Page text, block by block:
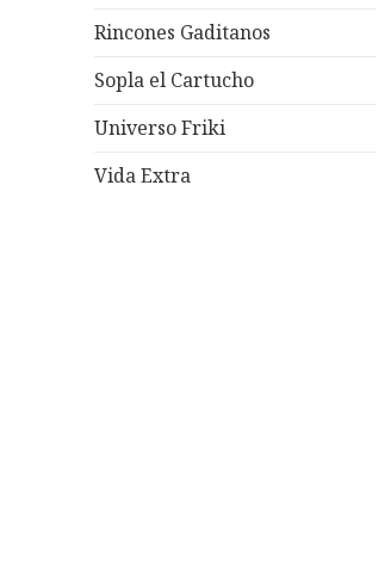
Rincones Gaditanos
Sopla el Cartucho
Universo Friki
Vida Extra